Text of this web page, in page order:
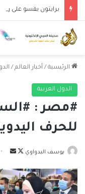
برايتون يقسو على
الرئيسية / أخبار العالم /
الدول العربية
#مصر :
للحرف
يوسف البدواوي
تابع
X
أرسل